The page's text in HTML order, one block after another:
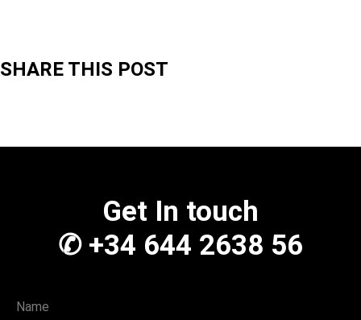
SHARE THIS POST
Get In touch
✆ +34 644 2638 56
Name